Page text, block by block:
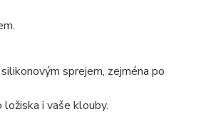
sprejem, zejména po
i vaše klouby.